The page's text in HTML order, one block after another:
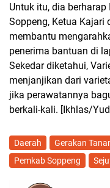
Untuk itu, dia
Soppeng, Ketua Kajari
membantu
penerima bantuan di
Sekedar diketahui,
menjanjikan dari
jika perawatannya
berkali-kali. [Ikhlas/
Daerah
Gerakan
Pemkab Soppeng